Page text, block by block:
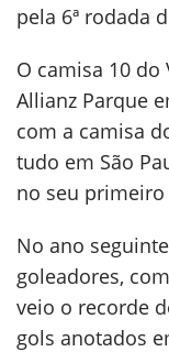
pela 6ª rodada
O camisa 10
Allianz Parque
com a camisa
tudo em São
no seu primeiro
No ano
goleadores,
veio o recorde
gols anotados